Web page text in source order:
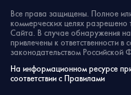
Все права защищены. Полное
коммерческих целях разрешено
Сайта. В случае обнаружения
привлечены к ответственности в
законодательством Российской
На информационном ресурсе
соответствии с Правилами